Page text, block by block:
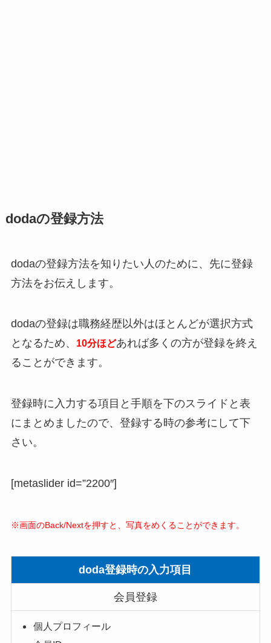
dodaの登録方法
dodaの登録方法を知りたい人のために、先に登録
方法をお伝えします。
dodaの登録は職務経歴以外はほとんどが選択方式
となるため、
10分ほどあれば多くの方が登録を終え
ることができます。
登録時に入力する項目と手順を下のスライドと表
にまとめましたので、登録する時の参考にして下
さい。
[metaslider id=”2200″]
※画面のBack/Nextを押すと、写真をめくることができます。
doda登録時の入力項目
会員登録
個人プロフィール